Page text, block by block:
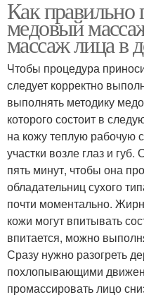
Как правильно
медовый
массаж лица в
Чтобы процедура
следует корректно
выполнять методику
которого состоит в
на кожу теплую рабочую
участки возле глаз и
пять минут, чтобы она
обладательниц сухого
почти моментально.
кожи могут впитывать
впитается, можно
Сразу нужно разогреть
похлопывающими
промассировать лицо